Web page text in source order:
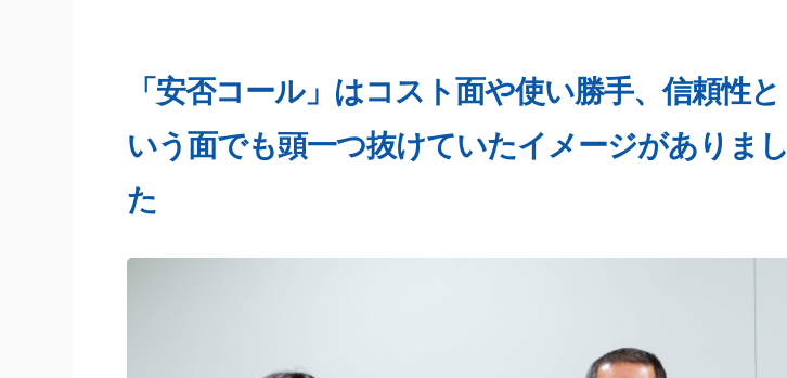
「安否コール」はコスト面や使い勝手、信頼性と
いう面でも頭一つ抜けていたイメージがありまし
た